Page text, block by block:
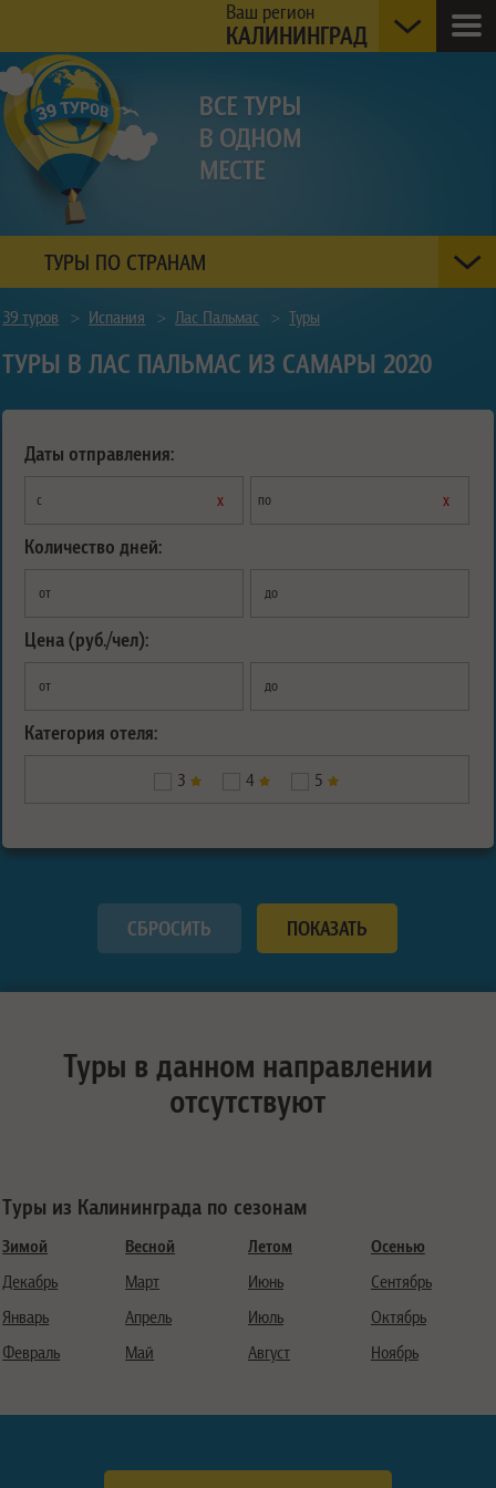
Ваш регион
КАЛИНИНГРАД
ТУРЫ ПО СТРАНАМ
39 туров > Испания > Лас Пальмас > Туры
ТУРЫ В ЛАС ПАЛЬМАС ИЗ САМАРЫ 2020
Даты отправления:
с х по х
Количество дней:
от до
Цена (руб./чел):
от до
Категория отеля:
3 4 5
Туры в данном направлении
отсутствуют
Туры из Калининграда по сезонам
Зимой
Декабрь
Январь
Февраль
Весной
Март
Апрель
Май
Летом
Июнь
Июль
Август
Осенью
Сентябрь
Октябрь
Ноябрь